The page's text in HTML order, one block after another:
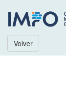
Volver